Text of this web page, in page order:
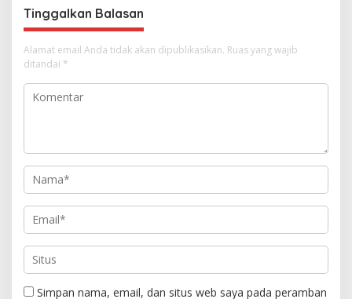
Tinggalkan Balasan
Alamat email Anda tidak akan dipublikasikan. Ruas yang wajib
ditandai *
Simpan nama, email, dan situs web saya pada peramban